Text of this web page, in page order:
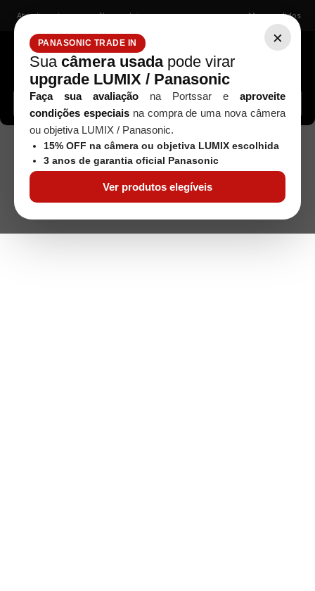
×
PANASONIC TRADE IN
Sua câmera usadapode virar
upgrade LUMIX / Panasonic
Faça sua avaliação na Portssar e aproveite
condições especiaisna compra de uma nova câmera
ou objetiva LUMIX / Panasonic.
15% OFF na câmera ou objetiva LUMIX escolhida
3 anos de garantia oficial Panasonic
Ver produtos elegíveis
Atendimento Nossas lojas Meus pedidos
Buscar câmeras, lentes, acessórios...